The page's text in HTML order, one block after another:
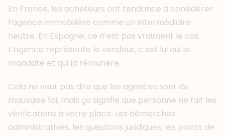
En France, les acheteurs ont tendance à considérer
l’agence immobilière comme un intermédiaire
neutre. En Espagne, ce n’est pas vraiment le cas.
L’agence représente le vendeur, c’est lui qui la
mandate et qui la rémunère.
Cela ne veut pas dire que les agences sont de
mauvaise foi, mais ça signifie que personne ne fait les
vérifications à votre place. Les démarches
administratives, les questions juridiques, les points de